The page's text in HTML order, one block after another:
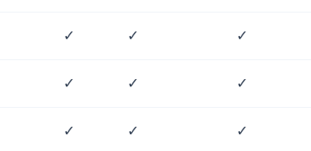
✓ ✓ ✓
✓ ✓ ✓
✓ ✓ ✓